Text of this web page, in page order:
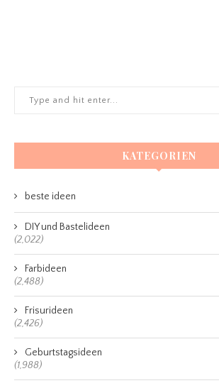
KATEGORIEN
beste ideen
DIY und Bastelideen
(2,022)
Farbideen
(2,488)
Frisurideen
(2,426)
Geburtstagsideen
(1,988)